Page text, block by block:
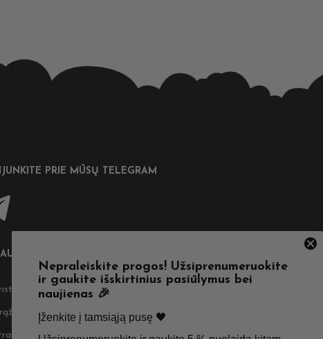
PRIE MŪSŲ TELEGRAM
NUORODOS
Privatumo politika
Apie Mus
Nepraleiskite progos! Užsiprenumeruokite
ir gaukite išskirtinius pasiūlymus bei
naujienas 🎉
Įženkite į tamsiąją pusę 🖤 ​